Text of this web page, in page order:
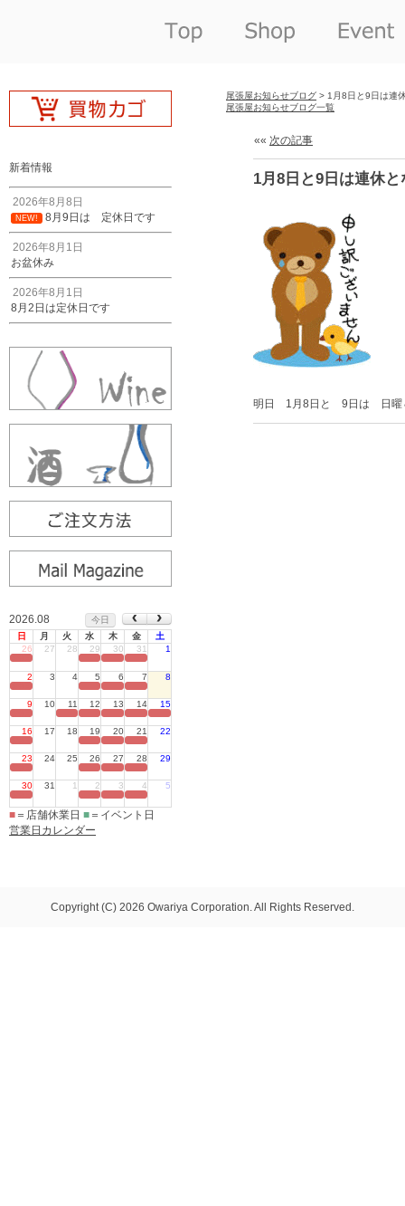
新着情報
2026年8月8日
NEW! 8月9日は 定休日です
2026年8月1日
お盆休み
2026年8月1日
8月2日は定休日です
2026.08
今日
日
月 火 水 木 金
土
26
27 28 29 30 31 1
2 3 4 5 6 7 8
9 10 11 12 13 14 15
16 17 18 19 20 21 22
23 24 25 26 27 28 29
30 31 1 2 3 4 5
■ ＝店舗休業日 ■ ＝イベント日
営業日カレンダー
尾張屋お知らせブログ > 1月8日と9日は連
尾張屋お知らせブログ一覧
«« 次の記事
1月8日と9日は連休
明日 1月8日と 9日は 日曜＆
Copyright (C) 2026 Owariya Corporation. All Rights Reserved.